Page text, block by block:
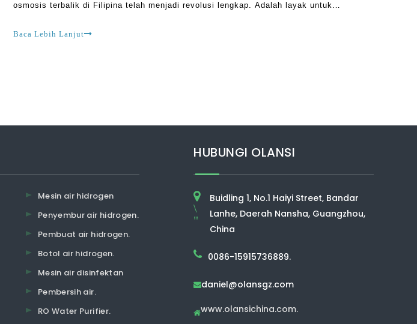
osmosis terbalik di Filipina telah menjadi revolusi lengkap. Adalah layak untuk
Baca Lebih Lanjut
Mesin air hidrogen
Penyembur air hidrogen.
Pembuat air hidrogen.
Botol air hidrogen.
Mesin air disinfektan
Pembersih air.
RO Water Purifier.
HUBUNGI OLANSI
\
"
Buidling 1, No.1 Haiyi Street, Bandar
Lanhe, Daerah Nansha, Guangzhou,
China
0086-15915736889.
daniel@olansgz.com
www.olansichina.com.